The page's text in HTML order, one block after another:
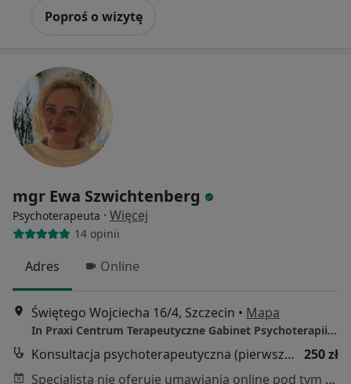
Poproś o wizytę
mgr Ewa Szwichtenberg
Psychoterapeuta · Więcej
14 opinii
Adres Online
Świętego Wojciecha 16/4, Szczecin • Mapa
In Praxi Centrum Terapeutyczne Gabinet Psychoterapii Ewa Szwichtenberg
Konsultacja psychoterapeutyczna (pierwsza wizyta) 250 zł
Specjalista nie oferuje umawiania online pod tym adresem.